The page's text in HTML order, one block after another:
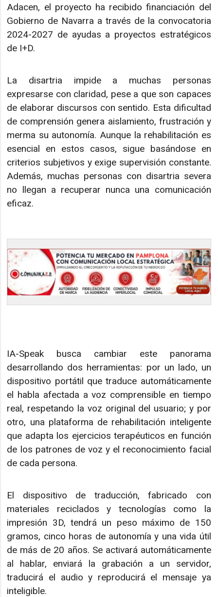
Adacen, el proyecto ha recibido financiación del
Gobierno de Navarra a través de la convocatoria
2024-2027 de ayudas a proyectos estratégicos
de I+D.
La disartria impide a muchas personas
expresarse con claridad, pese a que son capaces
de elaborar discursos con sentido. Esta dificultad
de comprensión genera aislamiento, frustración y
merma su autonomía. Aunque la rehabilitación es
esencial en estos casos, sigue basándose en
criterios subjetivos y exige supervisión constante.
Además, muchas personas con disartria severa
no llegan a recuperar nunca una comunicación
eficaz.
IA-Speak busca cambiar este panorama
desarrollando dos herramientas: por un lado, un
dispositivo portátil que traduce automáticamente
el habla afectada a voz comprensible en tiempo
real, respetando la voz original del usuario; y por
otro, una plataforma de rehabilitación inteligente
que adapta los ejercicios terapéuticos en función
de los patrones de voz y el reconocimiento facial
de cada persona.
El dispositivo de traducción, fabricado con
materiales reciclados y tecnologías como la
impresión 3D, tendrá un peso máximo de 150
gramos, cinco horas de autonomía y una vida útil
de más de 20 años. Se activará automáticamente
al hablar, enviará la grabación a un servidor,
traducirá el audio y reproducirá el mensaje ya
inteligible.